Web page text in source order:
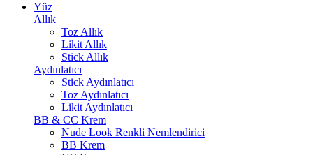
Yüz
Allık
Toz Allık
Likit Allık
Stick Allık
Aydınlatıcı
Stick Aydınlatıcı
Toz Aydınlatıcı
Likit Aydınlatıcı
BB & CC Krem
Nude Look Renkli Nemlendirici
BB Krem